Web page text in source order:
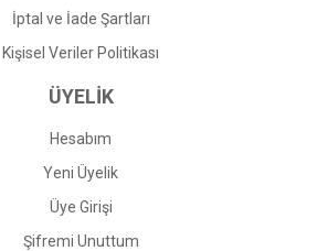
İptal ve İade Şartları
Kişisel Veriler Politikası
ÜYELİK
Hesabım
Yeni Üyelik
Üye Girişi
Şifremi Unuttum